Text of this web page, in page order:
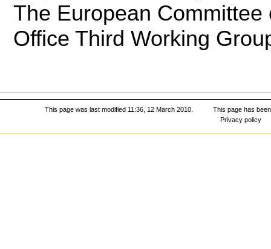
The European
Office Third Working
This page was last modified 11:36, 12 March 2010.
This page has
Privacy policy